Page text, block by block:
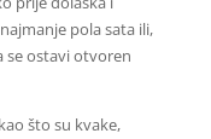
pola sata ili,
se ostavi otvoren
što su kvake,